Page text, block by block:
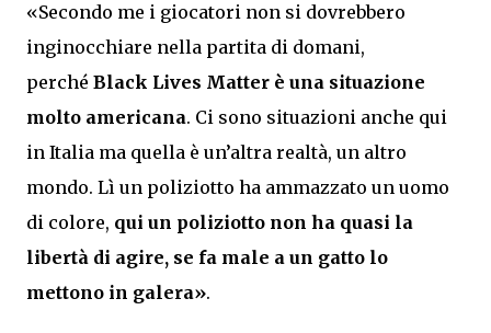
«Secondo me i giocatori non si dovrebbero
inginocchiare nella partita di domani,
perché Black Lives Matter è una situazione
molto americana. Ci sono situazioni anche qui
in Italia ma quella è un’altra realtà, un altro
mondo. Lì un poliziotto ha ammazzato un uomo
di colore, qui un poliziotto non ha quasi la
libertà di agire, se fa male a un gatto lo
mettono in galera».